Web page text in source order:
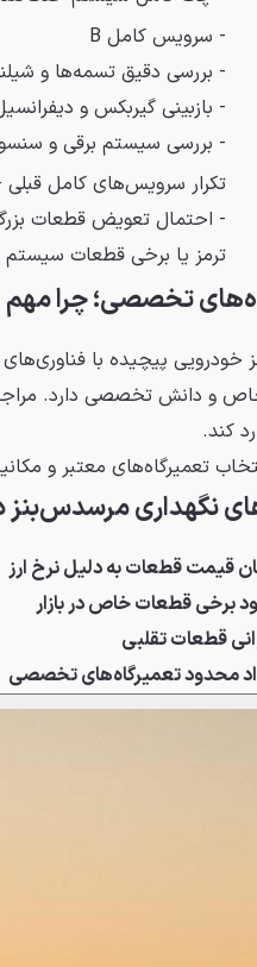
- سرویس کامل B
- بررسی دقیق تسمه‌ها و
- بازبینی گیربکس و
- بررسی سیستم برقی و
تکرار سرویس‌های کامل قبلی
- احتمال تعویض قطعات
ترمز یا برخی قطعات سیستم
تخصصی؛ چرا
پیچیده با
خاص و دانش تخصصی دارد.
کند.
تعمیرگاه‌های معتبر و
نگهداری مرسدس‌بنز
قیمت قطعات به دلیل نرخ ارز
برخی قطعات خاص در بازار
قطعات تقلبی
محدود تعمیرگاه‌های تخصصی